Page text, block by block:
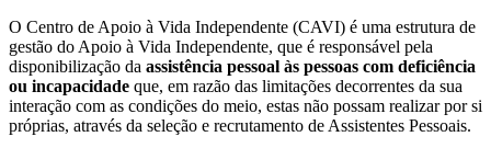
O Centro de Apoio à Vida Independente (CAVI) é uma estrutura de
gestão do Apoio à Vida Independente, que é responsável pela
disponibilização da assistência pessoal às pessoas com deficiência
ou incapacidade que, em razão das limitações decorrentes da sua
interação com as condições do meio, estas não possam realizar por si
próprias, através da seleção e recrutamento de Assistentes Pessoais.